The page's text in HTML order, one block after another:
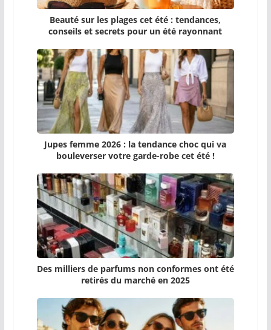
Beauté sur les plages cet été : tendances,
conseils et secrets pour un été rayonnant
Jupes femme 2026 : la tendance choc qui va
bouleverser votre garde-robe cet été !
Des milliers de parfums non conformes ont été
retirés du marché en 2025